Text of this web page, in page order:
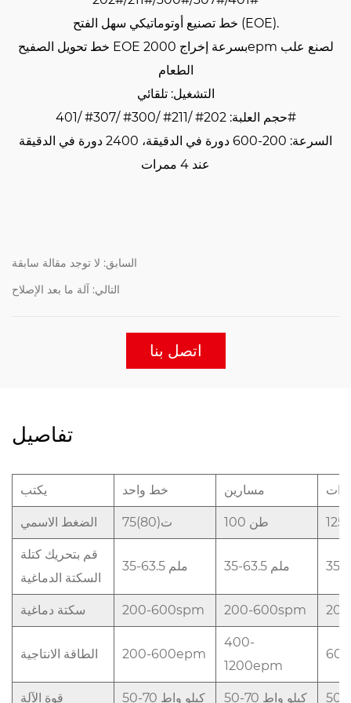
خط تصنيع أوتوماتيكي سهل الفتح (EOE).
خط تحويل الصفيح EOE بسرعة إخراج 2000epm لصنع علب
الطعام
التشغيل: تلقائي
حجم العلبة: 202# /211# /300# /307# /401#
السرعة: 200-600 دورة في الدقيقة، 2400 دورة في الدقيقة
عند 4 ممرات
السابق: لا توجد مقالة سابقة
التالي: آلة ما بعد الإصلاح
اتصل بنا
تفاصيل
يكتب خط واحد مسارين
الضغط الاسمي 75(80)ت 100 طن
قم بتحريك كتلة
السكتة الدماغية
35-63.5 ملم 35-63.5 ملم
سكتة دماغية 200-600spm 200-600spm
الطاقة الانتاجية 200-600epm
400-
1200epm
قوة الآلة 50-70 كيلو واط 50-70 كيلو واط